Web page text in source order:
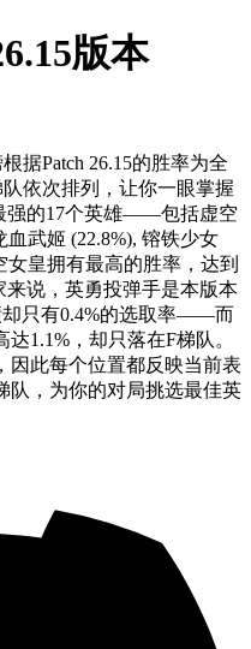
版本
据Patch 26.15的胜率为全
依次排列，让你一眼掌握
强的17个英雄——包括虚空
血武姬 (22.8%), 镕铁少女
女皇拥有最高的胜率，达到
来说，英勇投弹手是本版本
只有0.4%的选取率——而
1.1%，却只落在F梯队。
因此每个位置都反映当前表
队，为你的对局挑选最佳英